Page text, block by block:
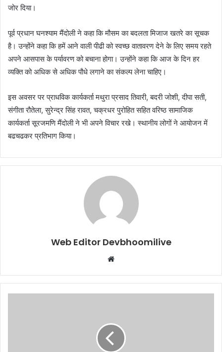
जोर दिया।
पूर्व प्रधान घनश्याम मैंदोली ने कहा कि मौसम का बदलता मिजाज खतरे का सूचक
है। उन्होंने कहा कि हमें आने वाली पीढी को स्वच्छ वातावरण देने के लिए समय रहते
अपने आसपास के पर्यावरण को बचाना होगा। उन्होंने कहा कि आज के दिन हर
व्यक्ति को अधिक से अधिक पौधे लगाने का संकल्प लेना चाहिए।
इस अवसर पर प्राधविक कार्यकर्ता मथुरा प्रसाद तिवारी, बदरी जोशी, दीपा सती,
संगीता रौतेला, सुरेन्द्र सिंह रावत, चक्रधर पुरोहित सहित वरिष्ठ सामाजिक
कार्यकर्ता सूरजमणि मैंदोली ने भी अपने विचार रखे। स्थानीय लोगों ने आयोजन में
बढचढकर प्रतिभाग किया।
Web Editor Devbhoomilive
Website